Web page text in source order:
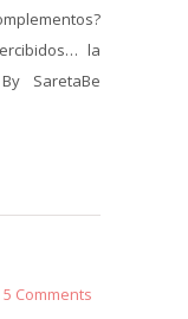
la
SaretaBe
5 Comments